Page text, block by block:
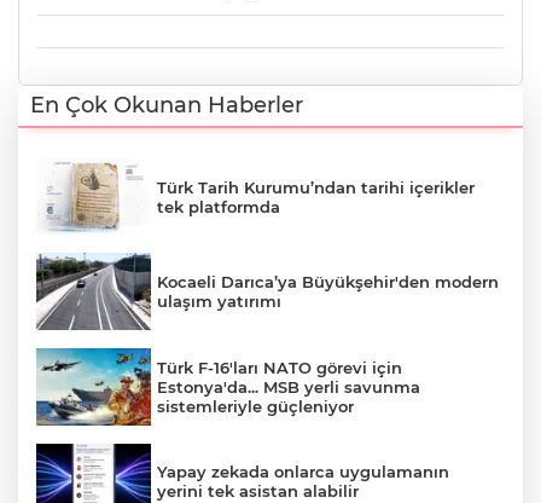
En Çok Okunan Haberler
Türk Tarih Kurumu’ndan tarihi içerikler
tek platformda
Kocaeli Darıca’ya Büyükşehir'den modern
ulaşım yatırımı
Türk F-16'ları NATO görevi için
Estonya'da... MSB yerli savunma
sistemleriyle güçleniyor
Yapay zekada onlarca uygulamanın
yerini tek asistan alabilir